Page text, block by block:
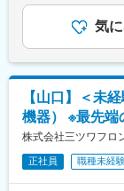
＜教育／育
キャリア別
業務遂行に
ていただく
変更の範囲
事に対して
単なもので
・多くの製
ます。その
ションです
・外注先で
は、外注先
行きます。
※対象エリア
無＞有＜残
年2回（7月
手当は住居
を通じて上
た表記です。
気
【山口】＜未
機器） ※最先端
株式会社三ツワフロ
正社員 職種未経